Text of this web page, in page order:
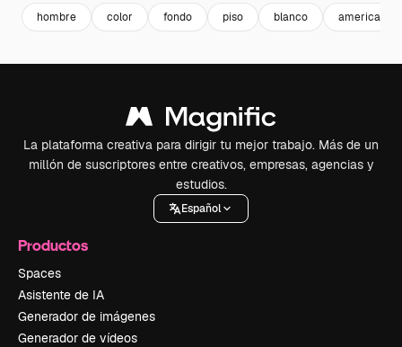
hombre color fondo piso blanco americano
La plataforma creativa para dirigir tu mejor trabajo. Más de un
millón de suscriptores entre creativos, empresas, agencias y
estudios.
Español
Productos
Spaces
Asistente de IA
Generador de imágenes
Generador de vídeos